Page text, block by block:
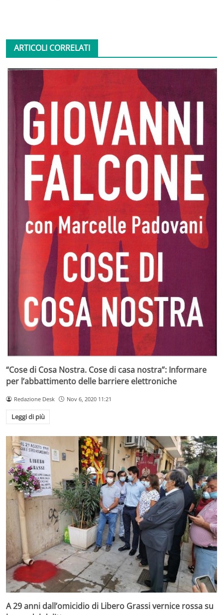
ARTICOLI CORRELATI
“Cose di Cosa Nostra. Cose di casa nostra”: Informare
per l’abbattimento delle barriere elettroniche
Redazione Desk Nov 6, 2020 11:21
Leggi di più
A 29 anni dall’omicidio di Libero Grassi vernice rossa su